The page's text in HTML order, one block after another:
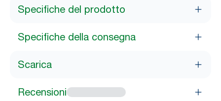
Specifiche del prodotto
Specifiche della consegna
Scarica
Recensioni